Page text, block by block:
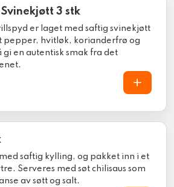
3 stk
er laget med saftig svinekjøtt
pepper, hvitløk, korianderfrø og
gi en autentisk smak fra det
saftig kylling, og pakket inn i et
Serveres med søt chilisaus som
av søtt og salt.